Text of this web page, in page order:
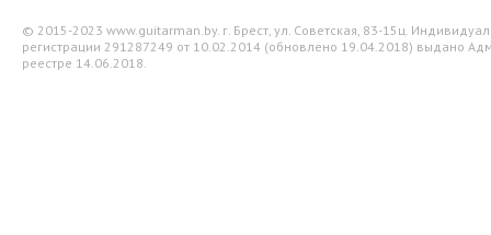
© 2015-2023 www.guitarman.by. г. Брест, ул. Советская, 83-15ц.
регистрации 291287249 от 10.02.2014 (обновлено 19.04.2018) выдано
реестре 14.06.2018.